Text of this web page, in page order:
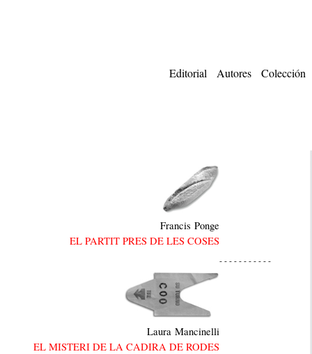
Editorial Autores Colección
Francis Ponge
EL PARTIT PRES DE LES COSES
- - - - - - - - - - -
Laura Mancinelli
EL MISTERI DE LA CADIRA DE RODES